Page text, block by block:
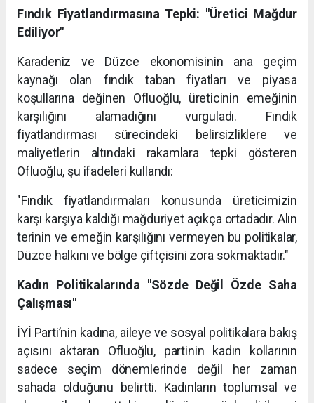
Fındık Fiyatlandırmasına Tepki: "Üretici Mağdur
Ediliyor"
Karadeniz ve Düzce ekonomisinin ana geçim
kaynağı olan fındık taban fiyatları ve piyasa
koşullarına değinen Ofluoğlu, üreticinin emeğinin
karşılığını alamadığını vurguladı. Fındık
fiyatlandırması sürecindeki belirsizliklere ve
maliyetlerin altındaki rakamlara tepki gösteren
Ofluoğlu, şu ifadeleri kullandı:
"Fındık fiyatlandırmaları konusunda üreticimizin
karşı karşıya kaldığı mağduriyet açıkça ortadadır. Alın
terinin ve emeğin karşılığını vermeyen bu politikalar,
Düzce halkını ve bölge çiftçisini zora sokmaktadır."
Kadın Politikalarında "Sözde Değil Özde Saha
Çalışması"
İYİ Parti’nin kadına, aileye ve sosyal politikalara bakış
açısını aktaran Ofluoğlu, partinin kadın kollarının
sadece seçim dönemlerinde değil her zaman
sahada olduğunu belirtti. Kadınların toplumsal ve